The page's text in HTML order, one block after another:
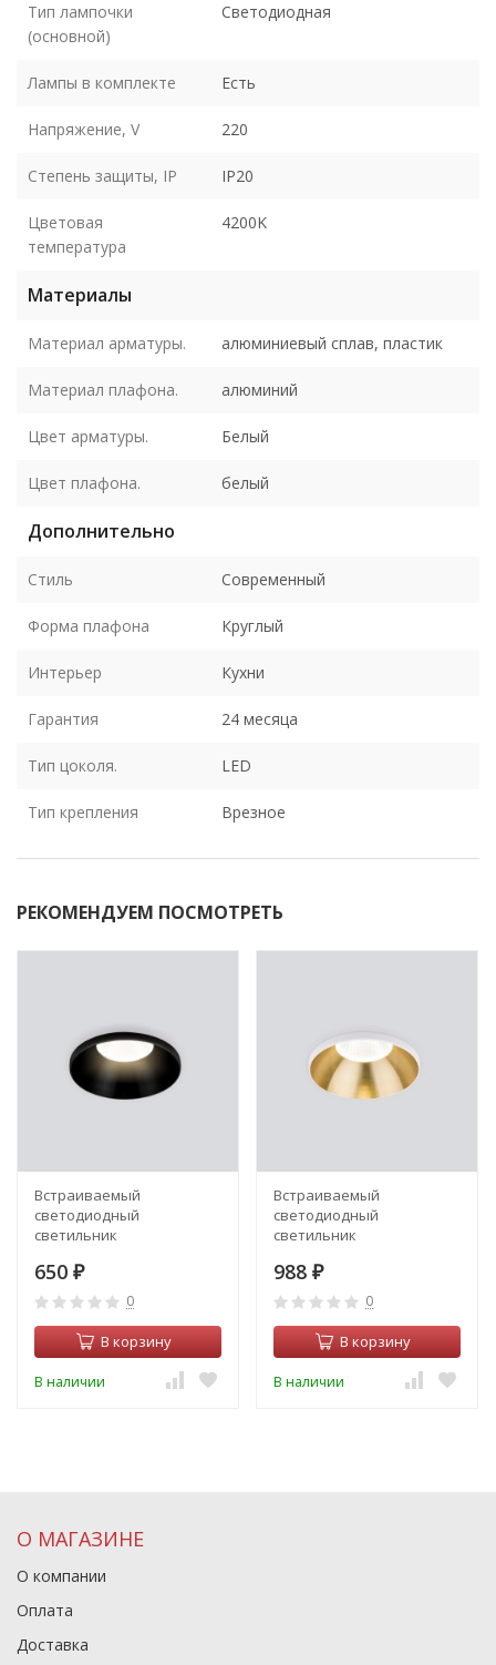
Тип лампочки
(основной)
Светодиодная
Лампы в комплекте Есть
Напряжение, V 220
Степень защиты, IP IP20
Цветовая
температура
4200K
Материалы
Материал арматуры. алюминиевый сплав, пластик
Материал плафона. алюминий
Цвет арматуры. Белый
Цвет плафона. белый
Дополнительно
Стиль Современный
Форма плафона Круглый
Интерьер Кухни
Гарантия 24 месяца
Тип цоколя. LED
Тип крепления Врезное
РЕКОМЕНДУЕМ ПОСМОТРЕТЬ
Встраиваемый
светодиодный
светильник
(a056781)
650 ₽
0
В корзину
В наличии
Встраиваемый
светодиодный
светильник
25026/LED 7W 4200K SB
бронза (a056783)
988 ₽
0
В корзину
В наличии
О МАГАЗИНЕ
О компании
Оплата
Доставка